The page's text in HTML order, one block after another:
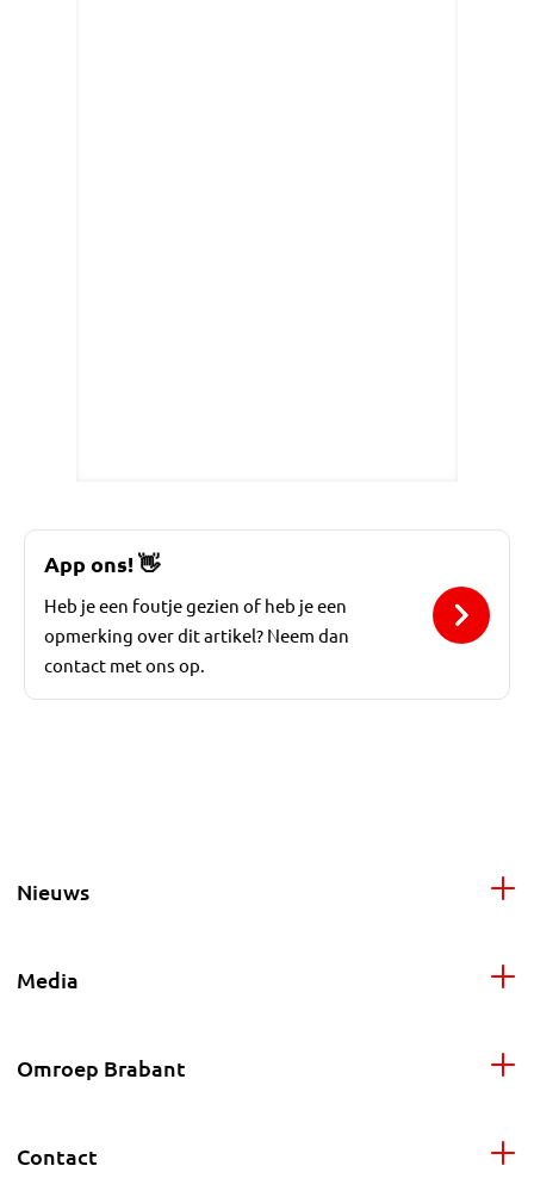
App ons!👋
Heb je een foutje gezien of heb je een
opmerking over dit artikel? Neem dan
contact met ons op.
Nieuws
Media
Omroep Brabant
Contact